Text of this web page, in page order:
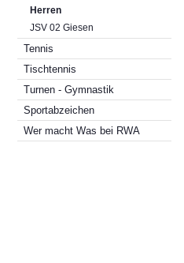
Herren
JSV 02 Giesen
Tennis
Tischtennis
Turnen - Gymnastik
Sportabzeichen
Wer macht Was bei RWA